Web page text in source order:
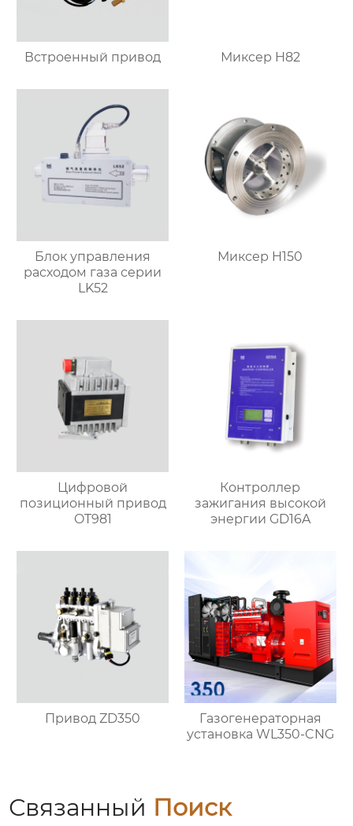
Встроенный привод Миксер H82
Блок управления
расходом газа серии
LK52
Миксер H150
Цифровой
позиционный привод
OT981
Контроллер
зажигания высокой
энергии GD16A
Привод ZD350
Газогенераторная
установка WL350-CNG
Связанный Поиск